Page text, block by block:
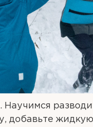
добавьте